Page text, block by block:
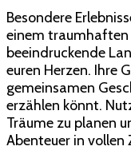
Besondere
einem traumhaften
beeindruckende
euren Herzen. Ihre
gemeinsamen
erzählen könnt.
Träume zu planen
Abenteuer in vollen